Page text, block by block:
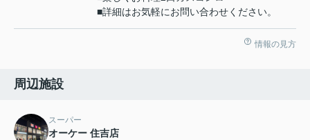
■詳細はお気軽にお問い合わせください。
情報の見方
周辺施設
スーパー
オーケー 住吉店